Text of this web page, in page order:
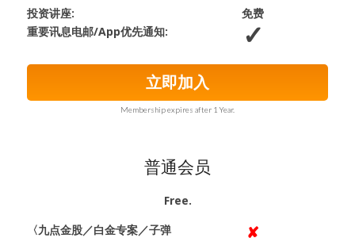
投资讲座:
免费
重要讯息电邮/App优先通知:
立即加入
Membership expires after 1 Year.
普通会员
Free.
〈九点金股／白金专案／子弹